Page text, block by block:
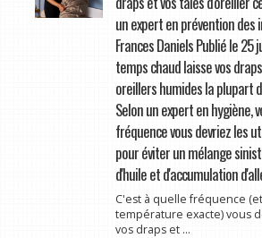
un expert en prévention des
Frances Daniels Publié le 25
temps chaud laisse vos
oreillers humides la plupart
Selon un expert en hygiène,
fréquence vous devriez les
pour éviter un mélange
d'huile et d'accumulation
C'est à quelle fréquence
température exacte) vous
vos draps et ...